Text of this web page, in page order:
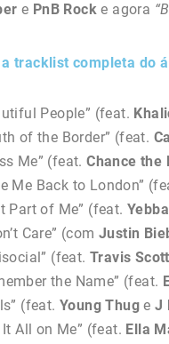
e PnB Rock e agora
tracklist completa do
People” (feat.
of the Border” (feat.
Me” (feat.Chance the
Me Back to London”
Part of Me” (feat. Yebba
Care” (com Justin
(feat. Travis Scott
the Name” (feat.
(feat. Young Thuge J
It All on Me” (feat. Ella